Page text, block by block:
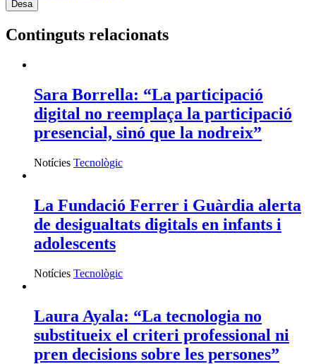
Continguts relacionats
Sara Borrella: “La participació
digital no reemplaça la participació
presencial, sinó que la nodreix”
Notícies Tecnològic
La Fundació Ferrer i Guàrdia alerta
de desigualtats digitals en infants i
adolescents
Notícies Tecnològic
Laura Ayala: “La tecnologia no
substitueix el criteri professional ni
pren decisions sobre les persones”